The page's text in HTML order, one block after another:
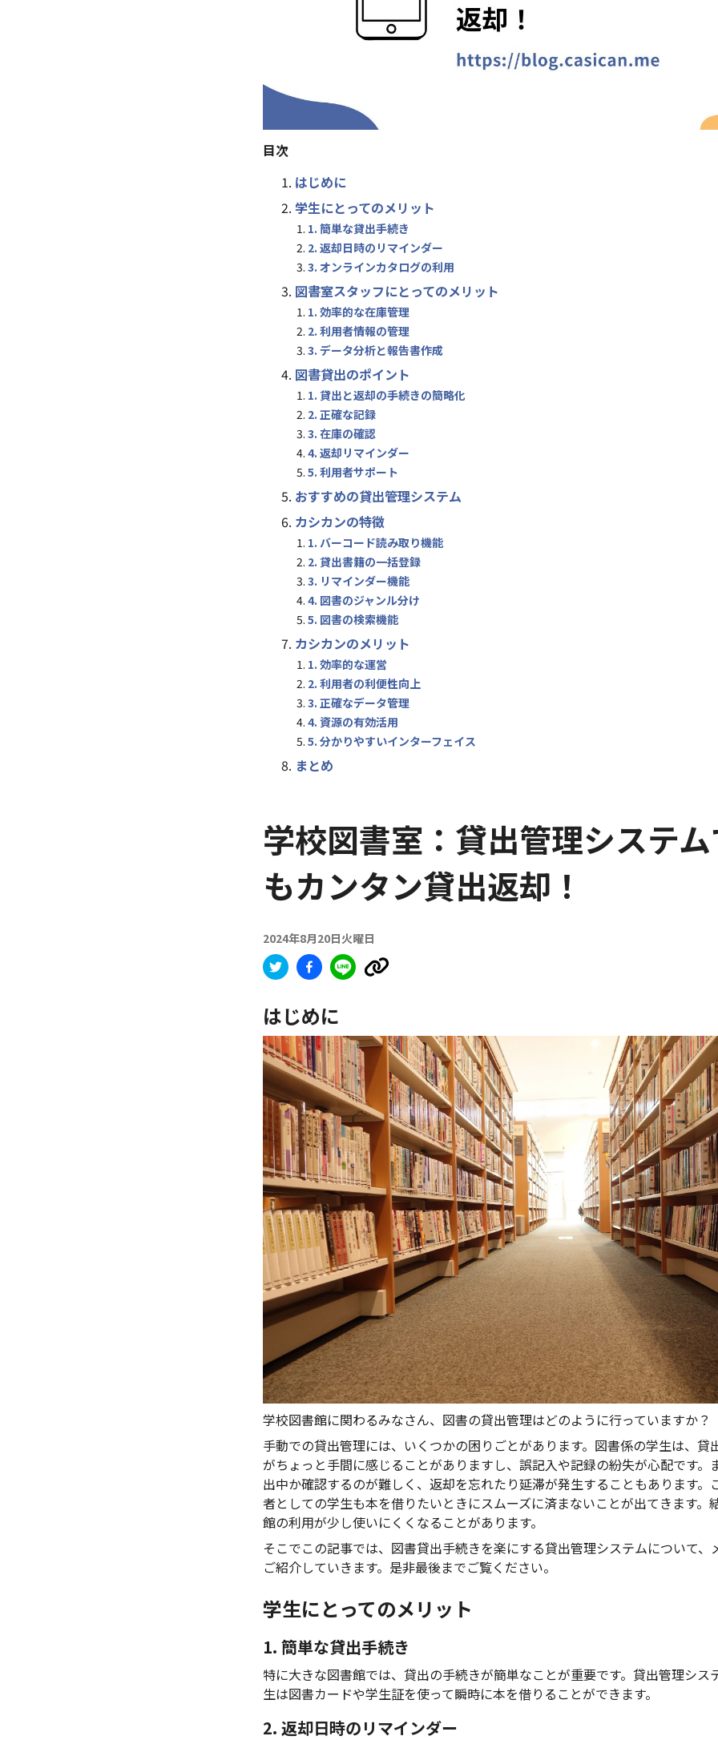
目次
はじめに
学生にとってのメリット
1. 簡単な貸出手続き
2. 返却日時のリマインダー
3. オンラインカタログの利用
図書室スタッフにとってのメリット
1. 効率的な在庫管理
2. 利用者情報の管理
3. データ分析と報告書作成
図書貸出のポイント
1. 貸出と返却の手続きの簡略化
2. 正確な記録
3. 在庫の確認
4. 返却リマインダー
5. 利用者サポート
おすすめの貸出管理システム
カシカンの特徴
1. バーコード読み取り機能
2. 貸出書籍の一括登録
3. リマインダー機能
4. 図書のジャンル分け
5. 図書の検索機能
カシカンのメリット
1. 効率的な運営
2. 利用者の利便性向上
3. 正確なデータ管理
4. 資源の有効活用
5. 分かりやすいインターフェイス
まとめ
学校図書室：貸出管理システ
もカンタン貸出返却！
2024年8月20日火曜日
はじめに
学校図書館に関わるみなさん、図書の貸出管理はどのように行っていますか？
手動での貸出管理には、いくつかの困りごとがあります。図書係の学生は、貸
がちょっと手間に感じることがありますし、誤記入や記録の紛失が心配です。
出中か確認するのが難しく、返却を忘れたり延滞が発生することもあります。
者としての学生も本を借りたいときにスムーズに済まないことが出てきます。
館の利用が少し使いにくくなることがあります。
そこでこの記事では、図書貸出手続きを楽にする貸出管理システムについて、
ご紹介していきます。是非最後までご覧ください。
学生にとってのメリット
1. 簡単な貸出手続き
特に大きな図書館では、貸出の手続きが簡単なことが重要です。貸出管理シス
生は図書カードや学生証を使って瞬時に本を借りることができます。
2. 返却日時のリマインダー